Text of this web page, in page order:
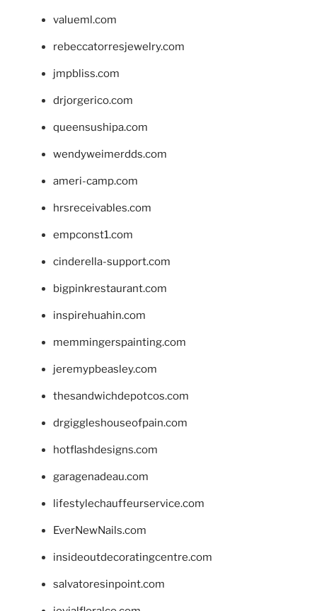
valueml.com
rebeccatorresjewelry.com
jmpbliss.com
drjorgerico.com
queensushipa.com
wendyweimerdds.com
ameri-camp.com
hrsreceivables.com
empconst1.com
cinderella-support.com
bigpinkrestaurant.com
inspirehuahin.com
memmingerspainting.com
jeremypbeasley.com
thesandwichdepotcos.com
drgiggleshouseofpain.com
hotflashdesigns.com
garagenadeau.com
lifestylechauffeurservice.com
EverNewNails.com
insideoutdecoratingcentre.com
salvatoresinpoint.com